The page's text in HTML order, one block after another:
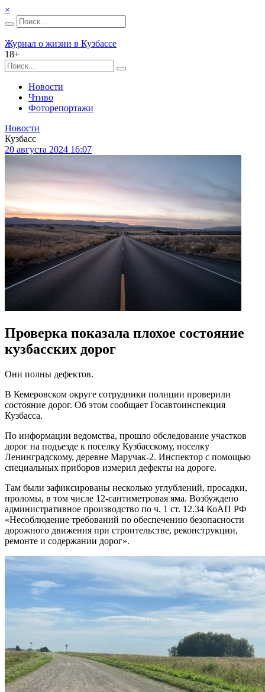
×
Журнал о жизни в Кузбассе
18+
Новости
Чтиво
Фоторепортажи
Новости
Кузбасс
20 августа 2024 16:07
Проверка показала плохое состояние
кузбасских дорог
Они полны дефектов.
В Кемеровском округе сотрудники полиции проверили
состояние дорог. Об этом сообщает Госавтоинспекция
Кузбасса.
По информации ведомства, прошло обследование участков
дорог на подъезде к поселку Кузбасскому, поселку
Ленинградскому, деревне Маручак-2. Инспектор с помощью
специальных приборов измерил дефекты на дороге.
Там были зафиксированы несколько углублений, просадки,
проломы, в том числе 12-сантиметровая яма. Возбуждено
административное производство по ч. 1 ст. 12.34 КоАП РФ
«Несоблюдение требований по обеспечению безопасности
дорожного движения при строительстве, реконструкции,
ремонте и содержании дорог».